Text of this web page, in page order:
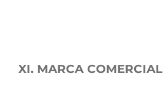
XI. MARCA COMERCIAL